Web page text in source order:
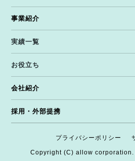
事業紹介
実績一覧
お役立ち
会社紹介
採用・外部提携
プライバシーポリシー
Copyright (C) allow